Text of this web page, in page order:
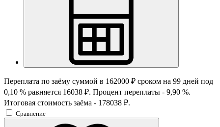
Переплата по заёму суммой в 162000 ₽ сроком на 99 дней под
0,10 % равняется 16038 ₽. Процент переплаты - 9,90 %.
Итоговая стоимость заёма - 178038 ₽.
Сравнение